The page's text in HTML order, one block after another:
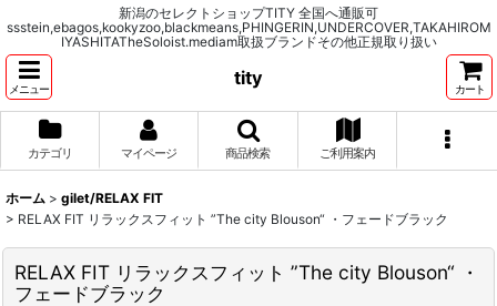
新潟のセレクトショップTITY 全国へ通販可
ssstein,ebagos,kookyzoo,blackmeans,PHINGERIN,UNDERCOVER,TAKAHIROM
IYASHITATheSoloist.mediam取扱ブランドその他正規取り扱い
メニュー
tity
カート
カテゴリ マイページ 商品検索 ご利用案内
ホーム > gilet/RELAX FIT
> RELAX FIT リラックスフィット ”The city Blouson“ ・フェードブラック
RELAX FIT リラックスフィット ”The city Blouson“ ・
フェードブラック